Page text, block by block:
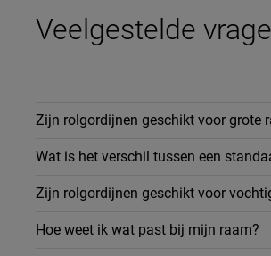
Veelgestelde
Zijn rolgordijnen geschikt voor grote
Wat is het verschil tussen een
Zijn rolgordijnen geschikt voor
Hoe weet ik wat past bij mijn raam?